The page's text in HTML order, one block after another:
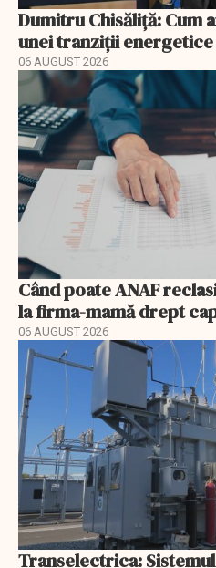
Dumitru Chisăliță: Cum
unei tranziții energetice
06 AUGUST 2026
Când poate ANAF
la firma-mamă drept
06 AUGUST 2026
Transelectrica: